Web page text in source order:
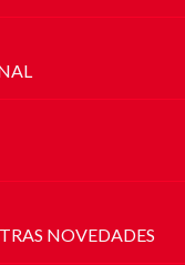
NOVEDADES